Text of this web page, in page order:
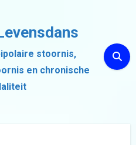
stoornis,
en chronische